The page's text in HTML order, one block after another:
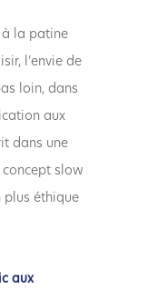
à la patine
l’envie de
loin, dans
aux
dans une
slow
éthique
aux